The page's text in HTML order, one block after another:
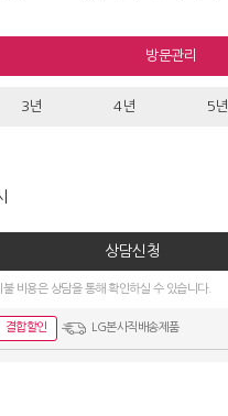
방문관리
3년 4년 5년
상담신청
비용은 상담을 통해 확인하실 수 있습니다.
결합할인 LG본사직배송제품